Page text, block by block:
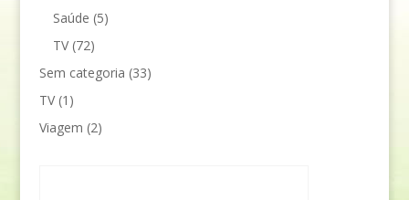
Saúde (5)
TV(72)
Sem categoria (33)
TV(1)
Viagem (2)